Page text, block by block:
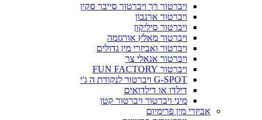
ויברטור רך ויברטור סייבר סקין
ויברטור ארנבון
ויברטור סיליקון
ויברטור מאלץ אורגזמה
ויברטור ואביזרי מין גדולים
ויברטור אנאלי צר
ויברטור FUN FACTORY
G-SPOT ויברטור לנקודת ה ג'י
דילדו או דילדואים
מיני ויברטור ויברטור קטן
אביזרי מין פרימיום